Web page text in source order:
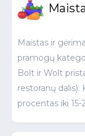
Maistas ir
pramogų
Bolt ir Wolt
restoranų
procentas iki 15-